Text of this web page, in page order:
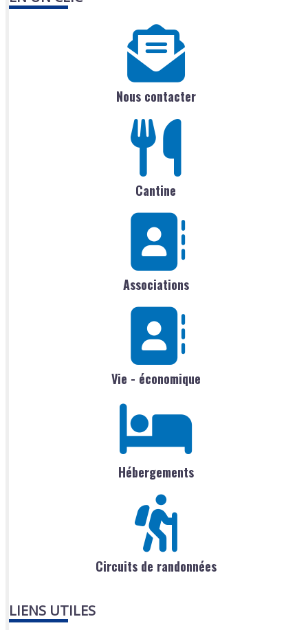
Nous contacter
Cantine
Associations
Vie - économique
Hébergements
Circuits de randonnées
LIENS UTILES